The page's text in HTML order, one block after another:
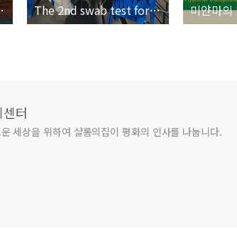
로 취업 안내 The 2nd swab test for Covid 19
터
세상을 위하여 샬롬의집이 평화의 인사를 나눕니다.